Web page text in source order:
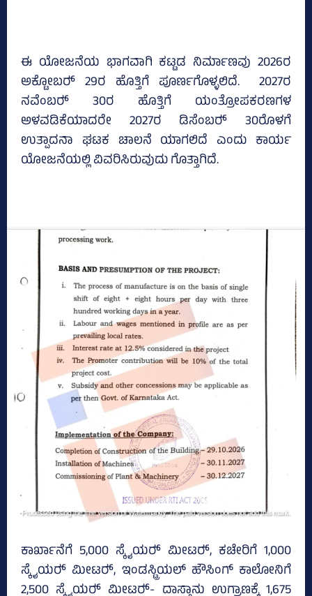
ಈ ಯೋಜನೆಯ ಭಾಗವಾಗಿ ಕಟ್ಟಡ ನಿರ್ಮಾಣವು 2026ರ
ಅಕ್ಟೋಬರ್‍‌ 29ರ ಹೊತ್ತಿಗೆ ಪೂರ್ಣಗೊಳ್ಳಲಿದೆ. 2027ರ
ನವೆಂಬರ್‍‌ 30ರ ಹೊತ್ತಿಗೆ ಯಂತ್ರೋಪಕರಣಗಳ
ಅಳವಡಿಕೆಯಾದರೇ 2027ರ ಡಿಸೆಂಬರ್‍‌ 30ರೊಳಗೆ
ಉತ್ಪಾದನಾ ಘಟಕ ಚಾಲನೆ ಯಾಗಲಿದೆ ಎಂದು ಕಾರ್ಯ
ಯೋಜನೆಯಲ್ಲಿ ವಿವರಿಸಿರುವುದು ಗೊತ್ತಾಗಿದೆ.
ಕಾರ್ಖಾನೆಗೆ 5,000 ಸ್ಕೈಯರ್‍‌ ಮೀಟರ್‍‌, ಕಚೇರಿಗೆ 1,000
ಸ್ಕೈಯರ್‍‌ ಮೀಟರ್‍‌, ಇಂಡಸ್ಟ್ರಿಯಲ್‌ ಹೌಸಿಂಗ್‌ ಕಾಲೋನಿಗೆ
2,500 ಸ್ಕೈಯರ್‍‌ ಮೀಟರ್‍‌- ದಾಸ್ತಾನು ಉಗ್ರಾಣಕ್ಕೆ 1,675